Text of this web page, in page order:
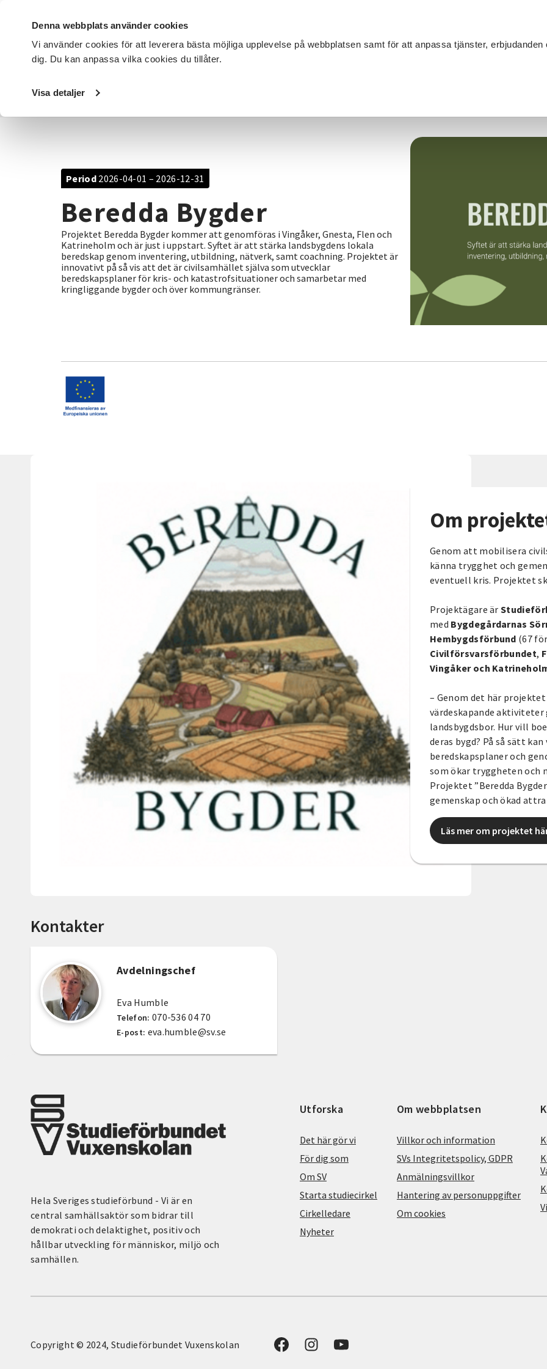
Denna webbplats använder cookies
Vi använder cookies för att leverera bästa möjliga upplevelse på webbplatsen samt för att anpassa tjänster, erbjudanden
dig. Du kan anpassa vilka cookies du tillåter.
Visa detaljer
DET HÄR GÖR VI FÖR DIG SOM SÖK KURSER OCH EVENEMANG
Startsida / Avdelningar
Period 2026-04-01 – 2026-12-31
Beredda Bygder
Projektet Beredda Bygder kommer att genomföras i Vingåker, Gnesta, Flen och
Katrineholm och är just i uppstart. Syftet är att stärka landsbygdens lokala
beredskap genom inventering, utbildning, nätverk, samt coachning. Projektet är
innovativt på så vis att det är civilsamhället själva som utvecklar
beredskapsplaner för kris- och katastrofsituationer och samarbetar med
kringliggande bygder och över kommungränser.
Om
Genom att mobilisera
känna trygghet och
eventuell kris. Projektet
Projektägare är
med Bygdegårdarnas
Hembygdsförbund (67
Civilförsvarsförbundet,
Vingåker och
– Genom det här
värdeskapande
landsbygdsbor. Hur vill
deras bygd? På så sätt
beredskapsplaner och
som ökar tryggheten och
Projektet ”Beredda
gemenskap och ökad
Läs mer om projektet
Kontakter
Avdelningschef
Eva Humble
Telefon: 070-536 04 70
E-post: eva.humble@sv.se
Hela Sveriges studieförbund - Vi är en
central samhällsaktör som bidrar till
demokrati och delaktighet, positiv och
hållbar utveckling för människor, miljö och
samhällen.
Utforska
Det här gör vi
För dig som
Om SV
Starta studiecirkel
Cirkelledare
Nyheter
Om webbplatsen
Villkor och information
SVs Integritetspolicy, GDPR
Anmälningsvillkor
Hantering av personuppgifter
Om cookies
Copyright © 2024, Studieförbundet Vuxenskolan